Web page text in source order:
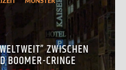
ZWISCHEN
BOOMER-CRINGE